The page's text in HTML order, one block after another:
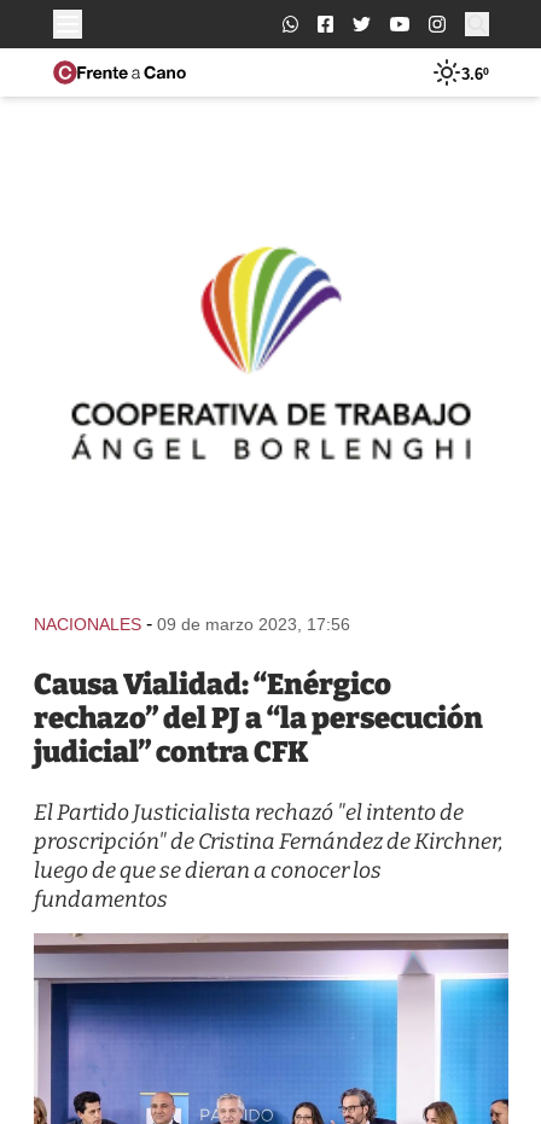
Buscar:
3.6º
NACIONALES - 09 de marzo 2023, 17:56
Causa Vialidad: “Enérgico
rechazo” del PJ a “la persecución
judicial” contra CFK
El Partido Justicialista rechazó "el intento de
proscripción" de Cristina Fernández de Kirchner,
luego de que se dieran a conocer los
fundamentos